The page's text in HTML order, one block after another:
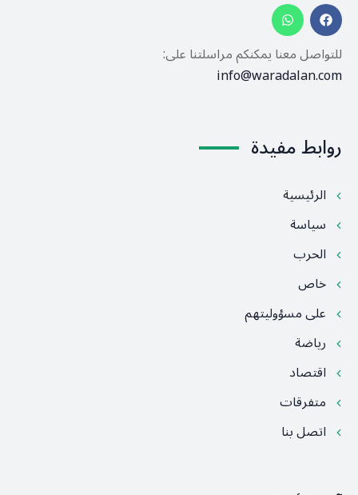
للتواصل معنا يمكنكم مراسلتنا على:
info@waradalan.com
روابط مفيدة
الرئيسية
سياسة
الحرب
خاص
على مسؤوليتهم
رياضة
اقتصاد
متفرقات
اتصل بنا